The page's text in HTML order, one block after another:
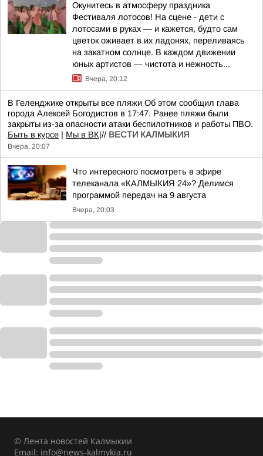
Окунитесь в атмосферу праздника
Фестиваля лотосов! На сцене - дети с
лотосами в руках — и кажется, будто сам
цветок оживает в их ладонях, переливаясь
на закатном солнце. В каждом движении
юных артистов — чистота и нежность...
Вчера, 20:12
В Геленджике открыты все пляжи Об этом сообщил глава
города Алексей Богодистов в 17:47. Ранее пляжи были
закрыты из-за опасности атаки беспилотников и работы ПВО.
Быть в курсе | Мы в ВК|// ВЕСТИ КАЛМЫКИЯ
Вчера, 20:07
Что интересного посмотреть в эфире
телеканала «КАЛМЫКИЯ 24»? Делимся
программой передач на 9 августа
Вчера, 20:03
© Лента новостей Калмыкии
Email: info@news-kalmykia.ru